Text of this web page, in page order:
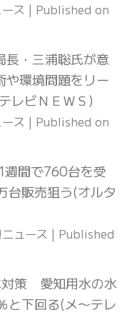
ス
Published on
長・三浦聡氏が意
環境問題をリー
レビＮＥＷＳ)
ス
Published on
週間で760台を受
台販売狙う(オルタ
ュース
Published
対策 愛知用水の水
下回る(メ〜テレ